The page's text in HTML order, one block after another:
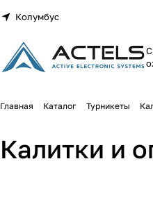
Колумбус
Главная Каталог Турникеты
Калитки и
БЛОКПОСТ